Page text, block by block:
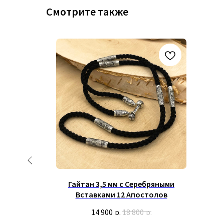
Смотрите также
Гайтан 3,5 мм с Серебряными
Вставками 12 Апостолов
14 900 р.18 800 р.